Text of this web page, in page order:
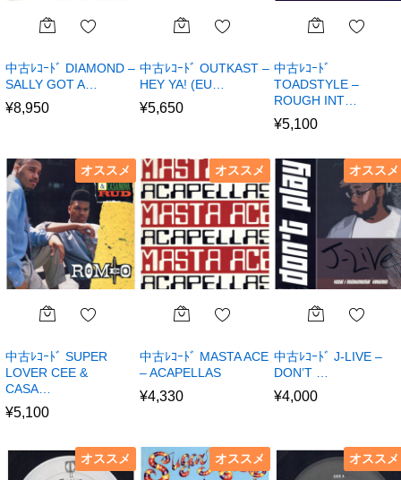
中古ﾚｺｰﾄﾞ DIAMOND –
SALLY GOT A…
¥8,950
中古ﾚｺｰﾄﾞ OUTKAST –
HEY YA! (EU…
¥5,650
中古ﾚｺｰﾄﾞ
TOADSTYLE –
ROUGH INT…
¥5,100
オススメ
中古ﾚｺｰﾄﾞ SUPER
LOVER CEE &
CASA…
¥5,100
オススメ
中古ﾚｺｰﾄﾞ MASTA ACE
– ACAPELLAS
¥4,330
オススメ
中古ﾚｺｰﾄﾞ J-LIVE –
DON’T …
¥4,000
オススメ オススメ オススメ